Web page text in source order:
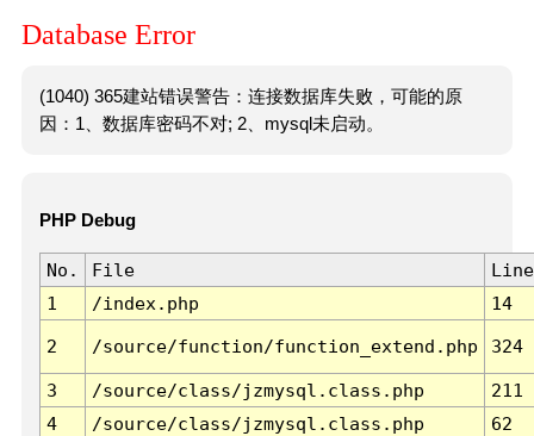
Database Error
(1040) 365建站错误警告：连接数据库失败，可能的原
因：1、数据库密码不对; 2、mysql未启动。
PHP Debug
No. File
Line
1
/index.php 14
2 /source/function/function_extend.php 324
3 /source/class/jzmysql.class.php
211
4
/source/class/jzmysql.class.php
62